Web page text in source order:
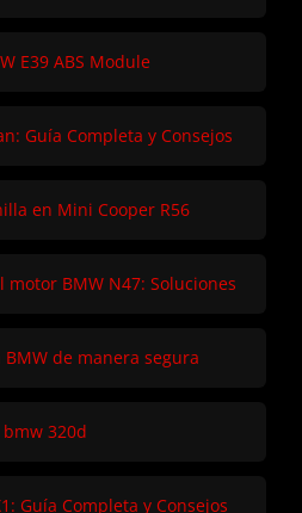
E39 ABS Module
Guía Completa y Consejos
en Mini Cooper R56
BMW N47: Soluciones
BMW de manera segura
320d
Guía Completa y Consejos